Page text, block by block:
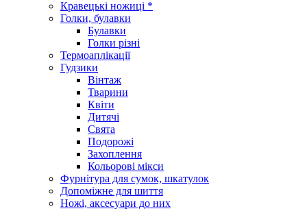
Кравецькі ножиці *
Голки, булавки
Булавки
Голки різні
Термоаплікації
Гудзики
Вінтаж
Тварини
Квіти
Дитячі
Свята
Подорожі
Захоплення
Кольорові мікси
Фурнітура для сумок, шкатулок
Допоміжне для шиття
Ножі, аксесуари до них